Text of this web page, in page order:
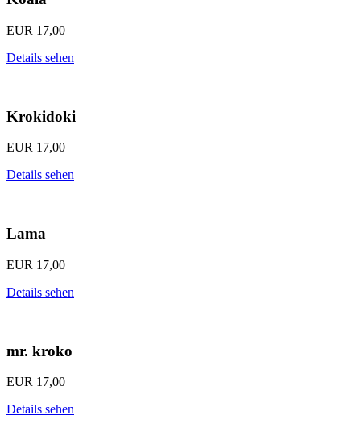
EUR 17,00
Details sehen
Krokidoki
EUR 17,00
Details sehen
Lama
EUR 17,00
Details sehen
mr. kroko
EUR 17,00
Details sehen